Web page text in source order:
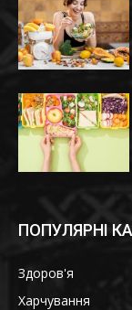
ПОПУЛЯРНІ
Здоров'я
Харчування